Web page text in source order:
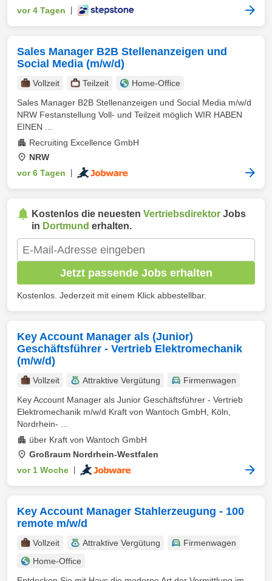
vor 4 Tagen
Sales Manager B2B Stellenanzeigen und
Social Media (m/w/d)
Vollzeit Teilzeit
Home-Office
Sales Manager B2B Stellenanzeigen und Social Media m/w/d
NRW Festanstellung Voll- und Teilzeit möglich WIR HABEN
EINEN ...
Recruiting Excellence GmbH
NRW
vor 6 Tagen
Kostenlos die neuesten Vertriebsdirektor Jobs
in Dortmund erhalten.
Jetzt passende Jobs erhalten
Kostenlos. Jederzeit mit einem Klick abbestellbar.
Key Account Manager als (Junior)
Geschäftsführer - Vertrieb Elektromechanik
(m/w/d)
Vollzeit Attraktive Vergütung
Firmenwagen
Key Account Manager als Junior Geschäftsführer - Vertrieb
Elektromechanik m/w/d Kraft von Wantoch GmbH, Köln,
Nordrhein- ...
über Kraft von Wantoch GmbH
Großraum Nordrhein-Westfalen
vor 1 Woche
Key Account Manager Stahlerzeugung - 100
remote m/w/d
Vollzeit Attraktive Vergütung
Firmenwagen
Home-Office